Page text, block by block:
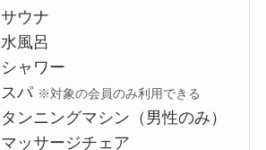
サウナ
水風呂
シャワー
スパ ※対象の会員のみ利用できる
タンニングマシン（男性のみ）
マッサージチェア